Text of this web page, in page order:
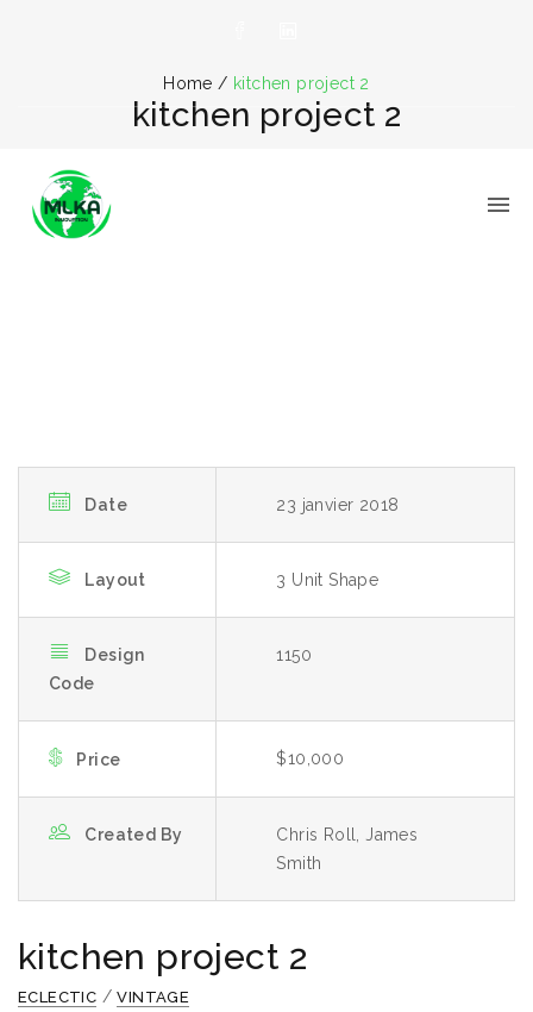
Home / kitchen project 2
kitchen project 2
Date 23 janvier 2018
Layout 3 Unit Shape
Design
Code
1150
Price $10,000
Created By
Chris Roll, James
Smith
kitchen project 2
ECLECTIC /VINTAGE